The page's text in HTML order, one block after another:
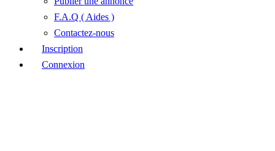
F.A.Q ( Aides )
Contactez-nous
Inscription
Connexion